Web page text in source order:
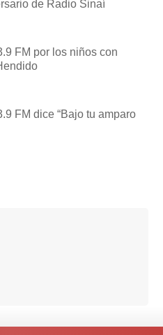
de Radio Sinaí
FM por los niños con
FM dice “Bajo tu amparo